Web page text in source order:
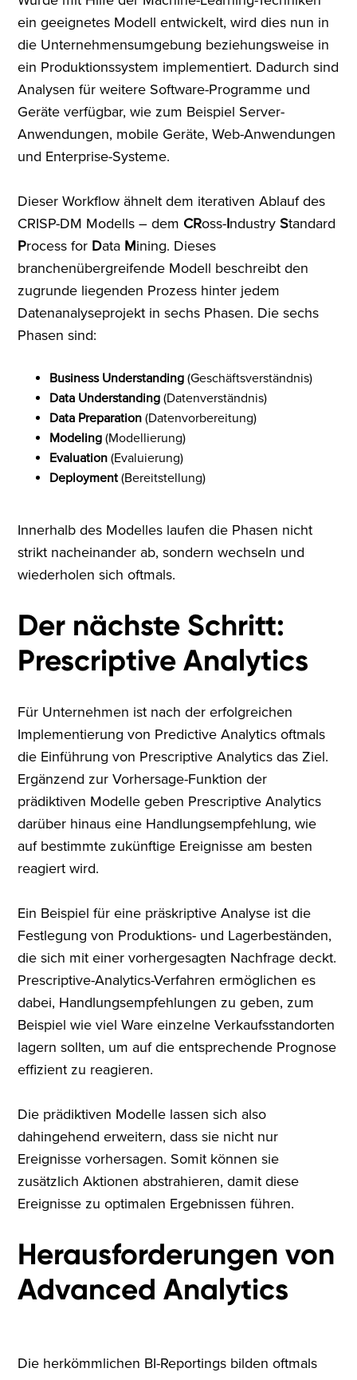
ein geeignetes Modell entwickelt, wird dies nun in
die Unternehmensumgebung beziehungsweise in
ein Produktionssystem implementiert. Dadurch sind
Analysen für weitere Software-Programme und
Geräte verfügbar, wie zum Beispiel Server-
Anwendungen, mobile Geräte, Web-Anwendungen
und Enterprise-Systeme.
Dieser Workflow ähnelt dem iterativen Ablauf des
CRISP-DM Modells – dem CRoss-IndustryStandard
Process for Data Mining. Dieses
branchenübergreifende Modell beschreibt den
zugrunde liegenden Prozess hinter jedem
Datenanalyseprojekt in sechs Phasen. Die sechs
Phasen sind:
Business Understanding (Geschäftsverständnis)
Data Understanding (Datenverständnis)
Data Preparation (Datenvorbereitung)
Modeling (Modellierung)
Evaluation (Evaluierung)
Deployment(Bereitstellung)
Innerhalb des Modelles laufen die Phasen nicht
strikt nacheinander ab, sondern wechseln und
wiederholen sich oftmals.
Der nächste Schritt:
Prescriptive Analytics
Für Unternehmen ist nach der erfolgreichen
Implementierung von Predictive Analytics oftmals
die Einführung von Prescriptive Analytics das Ziel.
Ergänzend zur Vorhersage-Funktion der
prädiktiven Modelle geben Prescriptive Analytics
darüber hinaus eine Handlungsempfehlung, wie
auf bestimmte zukünftige Ereignisse am besten
reagiert wird.
Ein Beispiel für eine präskriptive Analyse ist die
Festlegung von Produktions- und Lagerbeständen,
die sich mit einer vorhergesagten Nachfrage deckt.
Prescriptive-Analytics-Verfahren ermöglichen es
dabei, Handlungsempfehlungen zu geben, zum
Beispiel wie viel Ware einzelne Verkaufsstandorten
lagern sollten, um auf die entsprechende Prognose
effizient zu reagieren.
Die prädiktiven Modelle lassen sich also
dahingehend erweitern, dass sie nicht nur
Ereignisse vorhersagen. Somit können sie
zusätzlich Aktionen abstrahieren, damit diese
Ereignisse zu optimalen Ergebnissen führen.
Herausforderungen von
Advanced Analytics
Die herkömmlichen BI-Reportings bilden oftmals